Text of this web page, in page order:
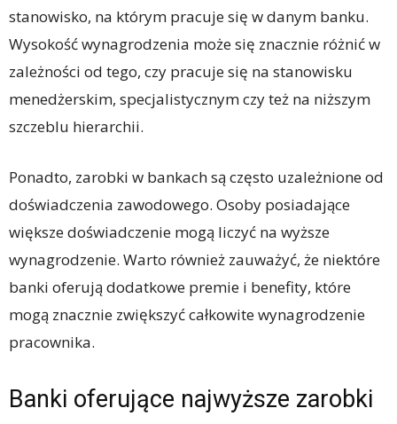
stanowisko, na którym pracuje się w danym banku.
Wysokość wynagrodzenia może się znacznie różnić w
zależności od tego, czy pracuje się na stanowisku
menedżerskim, specjalistycznym czy też na niższym
szczeblu hierarchii.
Ponadto, zarobki w bankach są często uzależnione od
doświadczenia zawodowego. Osoby posiadające
większe doświadczenie mogą liczyć na wyższe
wynagrodzenie. Warto również zauważyć, że niektóre
banki oferują dodatkowe premie i benefity, które
mogą znacznie zwiększyć całkowite wynagrodzenie
pracownika.
Banki oferujące najwyższe zarobki